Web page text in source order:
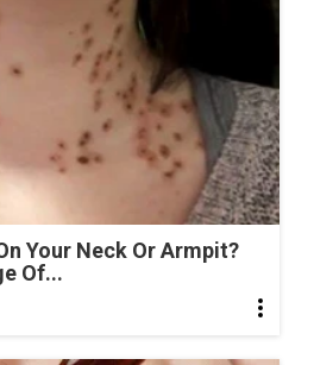
Your Neck Or Armpit?
Of...